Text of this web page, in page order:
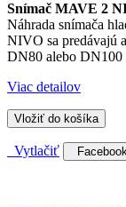
Snímač MAVE 2
Náhrada snímača
NIVO sa predávajú
DN80 alebo DN100
Viac detailov
Vložiť do košíka
Vytlačiť